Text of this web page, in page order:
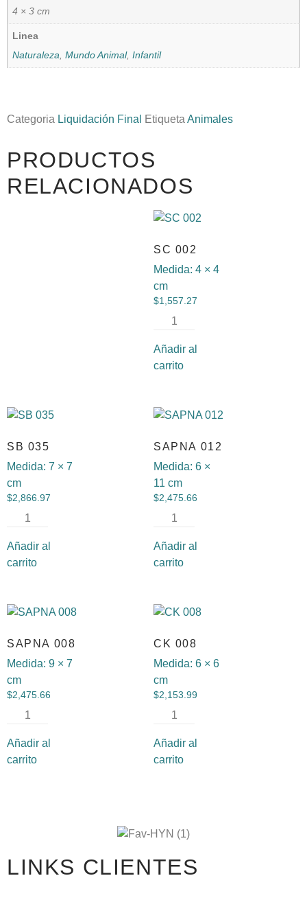
4 × 3 cm
Linea
Naturaleza ,Mundo Animal,Infantil
Categoria Liquidación Final EtiquetaAnimales
PRODUCTOS
RELACIONADOS
SC 002
Medida: 4 × 4
cm
$1,557.27
Añadir al
carrito
SB 035
Medida: 7 × 7
cm
$2,866.97
Añadir al
carrito
SAPNA 012
Medida: 6 ×
11 cm
$2,475.66
Añadir al
carrito
SAPNA 008
Medida: 9 × 7
cm
$2,475.66
Añadir al
carrito
CK 008
Medida: 6 × 6
cm
$2,153.99
Añadir al
carrito
LINKS CLIENTES